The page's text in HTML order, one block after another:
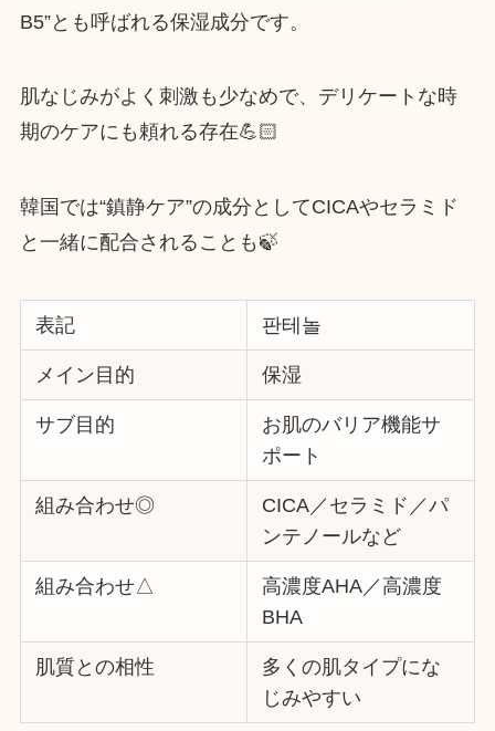
B5”とも呼ばれる保湿成分です。
肌なじみがよく刺激も少なめで、デリケートな時
期のケアにも頼れる存在💪🏻
韓国では“鎮静ケア”の成分としてCICAやセラミド
と一緒に配合されることも🍃
表記 판테놀
メイン目的 保湿
サブ目的
お肌のバリア機能サ
ポート
組み合わせ◎
CICA／セラミド／パ
ンテノールなど
組み合わせ△
高濃度AHA／高濃度
BHA
肌質との相性
多くの肌タイプにな
じみやすい